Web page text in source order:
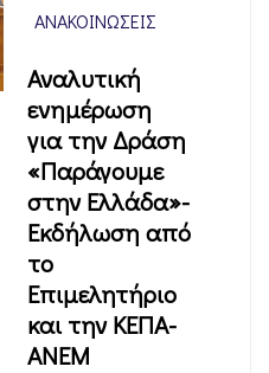
ΑΝΑΚΟΙΝΏΣΕΙΣ
Αναλυτική
ενημέρωση
για την Δράση
«Παράγουμε
στην Ελλάδα»-
Εκδήλωση από
το
Επιμελητήριο
και την ΚΕΠΑ-
ΑΝΕΜ